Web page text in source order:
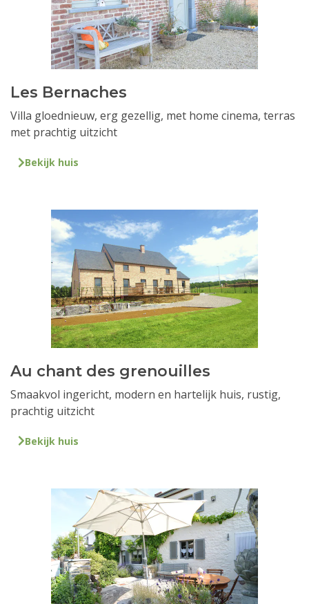
Les Bernaches
Villa gloednieuw, erg gezellig, met home cinema, terras
met prachtig uitzicht
Bekijk huis
Au chant des grenouilles
Smaakvol ingericht, modern en hartelijk huis, rustig,
prachtig uitzicht
Bekijk huis